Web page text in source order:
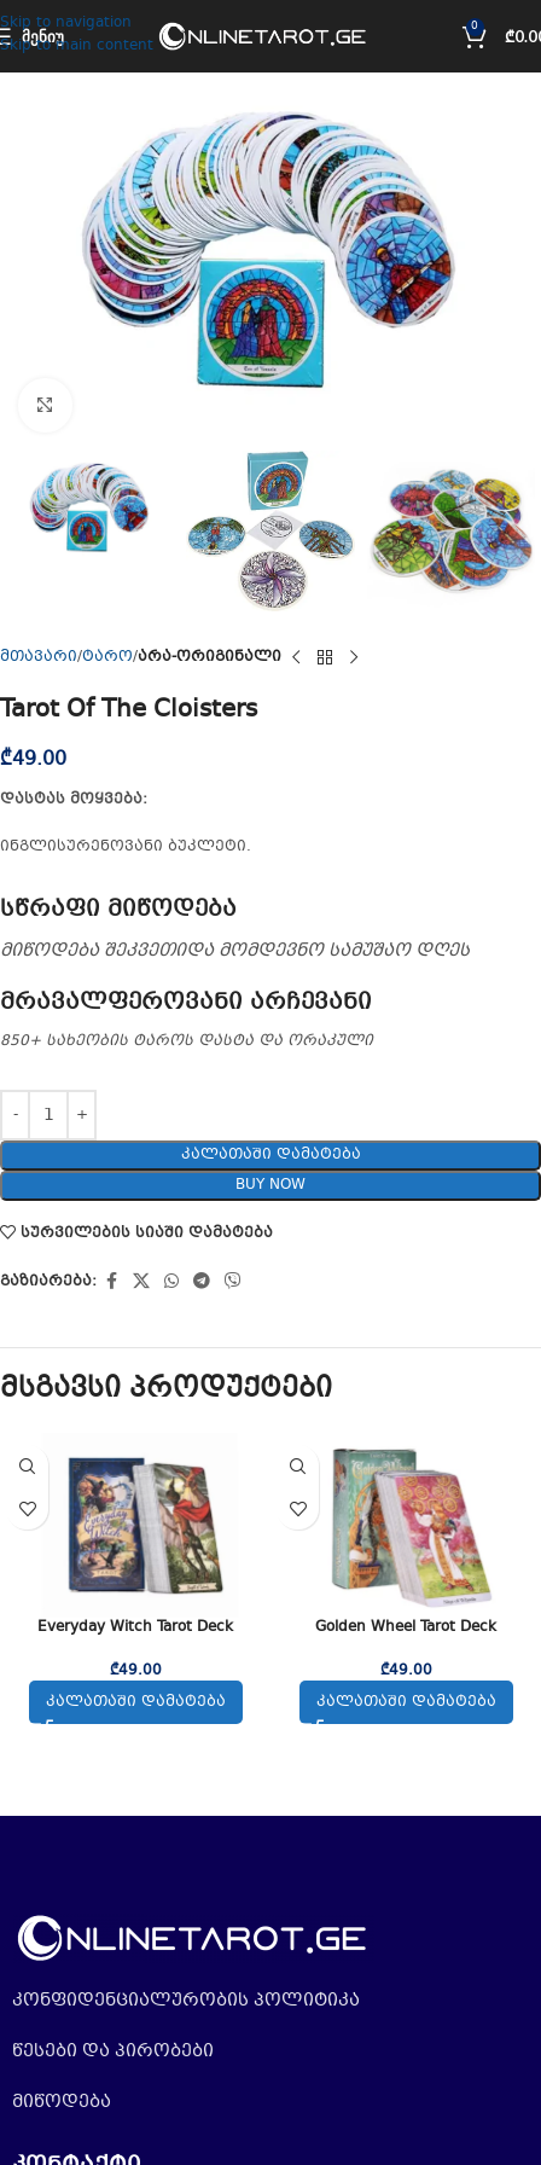
Skip to navigation
Skip to main content
ᲛᲔᲜᲘᲣ 0 ₾
მთავარი ტარო არა-ორიგინალი
Tarot Of The Cloisters
₾49.00
დასტას მოყვება:
ინგლისურენოვანი ბუკლეტი.
სწრაფი მიწოდება
მიწოდება შეკვეთიდა მომდევნო სამუშაო დღეს
მრავალფეროვანი არჩევანი
850+ სახეობის ტაროს დასტა და ორაკული
ᲙᲐᲚᲐᲗᲐᲨᲘ ᲓᲐᲛᲐᲢᲔᲑᲐ
BUY NOW
სურვილების სიაში დამატება
გაზიარება:
მსგავსი პროდუქტები
Everyday Witch Tarot Deck
₾49.00
ᲙᲐᲚᲐᲗᲐᲨᲘ ᲓᲐᲛᲐᲢᲔᲑᲐ
Golden Wheel Tarot Deck
₾49.00
ᲙᲐᲚᲐᲗᲐᲨᲘ ᲓᲐᲛᲐᲢᲔᲑᲐ
კონფიდენციალურობის პოლიტიკა
წესები და პირობები
მიწოდება